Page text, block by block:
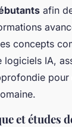
afin
concepts
IA,
pour
et études